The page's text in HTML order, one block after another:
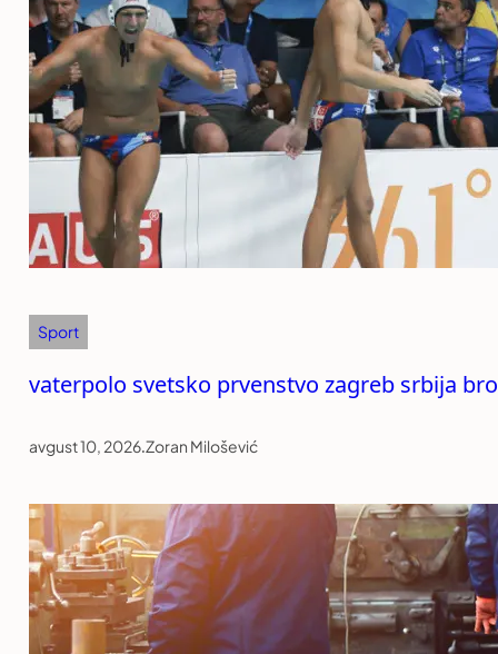
Sport
vaterpolo svetsko prvenstvo zagreb srbija
avgust 10, 2026.Zoran Milošević